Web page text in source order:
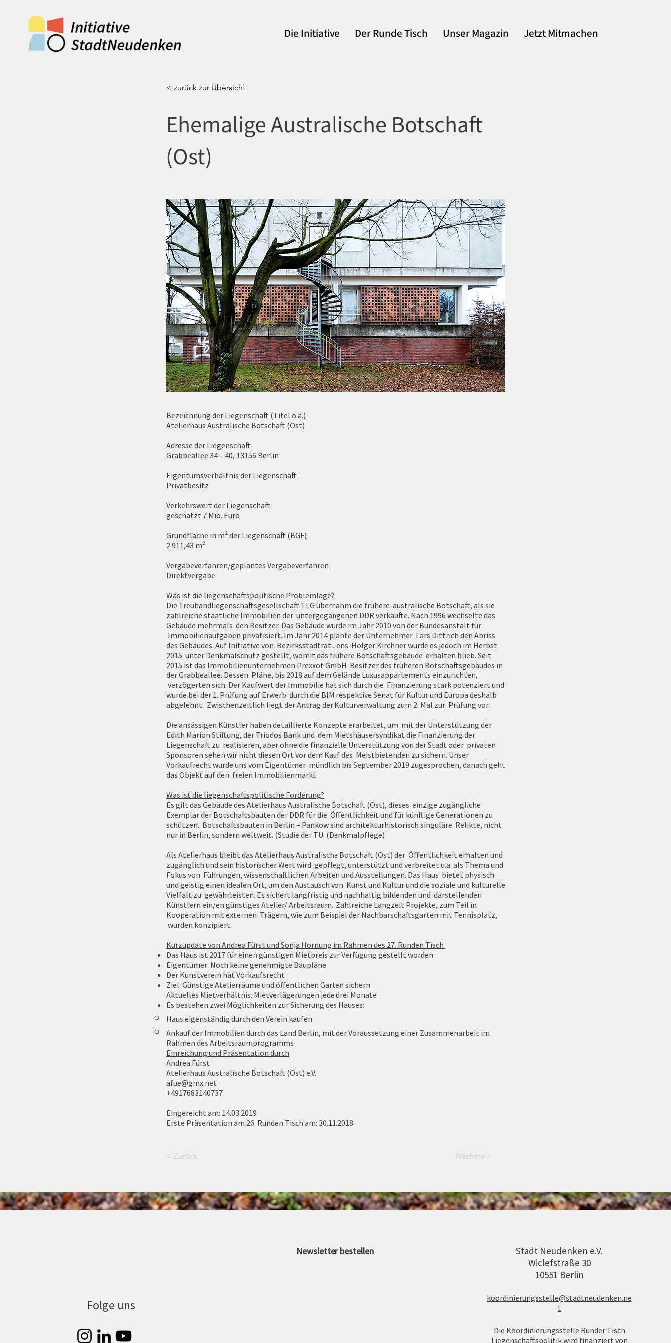
Die Initiative Der Runde Tisch Unser Magazin Jetzt Mitmachen
< zurück zur Übersicht
Ehemalige Australische Botschaft
(Ost)
Bezeichnung der Liegenschaft (Titel o.ä.)
Atelierhaus Australische Botschaft (Ost)
Adresse der Liegenschaft
Grabbeallee 34 – 40, 13156 Berlin
Eigentumsverhältnis der Liegenschaft
Privatbesitz
Verkehrswert der Liegenschaft
geschätzt 7 Mio. Euro
Grundfläche in m² der Liegenschaft (BGF)
2.911,43 m²
Vergabeverfahren/geplantes Vergabeverfahren
Direktvergabe
Was ist die liegenschaftspolitische Problemlage?
Die Treuhandliegenschaftsgesellschaft TLG übernahm die frühere australische Botschaft, als sie
zahlreiche staatliche Immobilien der untergegangenen DDR verkaufte. Nach 1996 wechselte das
Gebäude mehrmals den Besitzer. Das Gebäude wurde im Jahr 2010 von der Bundesanstalt für
Immobilienaufgaben privatisiert. Im Jahr 2014 plante der Unternehmer Lars Dittrich den Abriss
des Gebäudes. Auf Initiative von Bezirksstadtrat Jens-Holger Kirchner wurde es jedoch im Herbst
2015 unter Denkmalschutz gestellt, womit das frühere Botschaftsgebäude erhalten blieb. Seit
2015 ist das Immobilienunternehmen Prexxot GmbH Besitzer des früheren Botschaftsgebäudes in
der Grabbeallee. Dessen Pläne, bis 2018 auf dem Gelände Luxusappartements einzurichten,
verzögerten sich. Der Kaufwert der Immobilie hat sich durch die Finanzierung stark potenziert und
wurde bei der 1. Prüfung auf Erwerb durch die BIM respektive Senat für Kultur und Europa deshalb
abgelehnt. Zwischenzeitlich liegt der Antrag der Kulturverwaltung zum 2. Mal zur Prüfung vor.
Die ansässigen Künstler haben detaillierte Konzepte erarbeitet, um mit der Unterstützung der
Edith Marion Stiftung, der Triodos Bank und dem Mietshäusersyndikat die Finanzierung der
Liegenschaft zu realisieren, aber ohne die finanzielle Unterstützung von der Stadt oder privaten
Sponsoren sehen wir nicht diesen Ort vor dem Kauf des Meistbietenden zu sichern. Unser
Vorkaufrecht wurde uns vom Eigentümer mündlich bis September 2019 zugesprochen, danach geht
das Objekt auf den freien Immobilienmarkt.
Was ist die liegenschaftspolitische Forderung?
Es gilt das Gebäude des Atelierhaus Australische Botschaft (Ost), dieses einzige zugängliche
Exemplar der Botschaftsbauten der DDR für die Öffentlichkeit und für künftige Generationen zu
schützen. Botschaftsbauten in Berlin – Pankow sind architekturhistorisch singuläre Relikte, nicht
nur in Berlin, sondern weltweit. (Studie der TU (Denkmalpflege)
Als Atelierhaus bleibt das Atelierhaus Australische Botschaft (Ost) der Öffentlichkeit erhalten und
zugänglich und sein historischer Wert wird gepflegt, unterstützt und verbreitet u.a. als Thema und
Fokus von Führungen, wissenschaftlichen Arbeiten und Ausstellungen. Das Haus bietet physisch
und geistig einen idealen Ort, um den Austausch von Kunst und Kultur und die soziale und kulturelle
Vielfalt zu gewährleisten. Es sichert langfristig und nachhaltig bildenden und darstellenden
Künstlern ein/en günstiges Atelier/ Arbeitsraum. Zahlreiche Langzeit Projekte, zum Teil in
Kooperation mit externen Trägern, wie zum Beispiel der Nachbarschaftsgarten mit Tennisplatz,
wurden konzipiert.
Kurzupdate von Andrea Fürst und Sonja Hornung im Rahmen des 27. Runden Tisch
Das Haus ist 2017 für einen günstigen Mietpreis zur Verfügung gestellt worden
Eigentümer: Noch keine genehmigte Baupläne
Der Kunstverein hat Vorkaufsrecht
Ziel: Günstige Atelierräume und öffentlichen Garten sichern
Aktuelles Mietverhältnis: Mietverlägerungen jede drei Monate
Es bestehen zwei Möglichkeiten zur Sicherung des Hauses:
Haus eigenständig durch den Verein kaufen
Ankauf der Immobilien durch das Land Berlin, mit der Voraussetzung einer Zusammenarbeit im
Rahmen des Arbeitsraumprogramms
Einreichung und Präsentation durch
Andrea Fürst
Atelierhaus Australische Botschaft (Ost) e.V.
afue@gmx.net
+4917683140737
Eingereicht am: 14.03.2019
Erste Präsentation am 26. Runden Tisch am: 30.11.2018
< Zurück Nächste >
Folge uns
Newsletter bestellen
Stadt Neudenken e.V.
Wiclefstraße 30
10551 Berlin​​
koordinierungsstelle@stadtneudenken.ne
t
Die Koordinierungsstelle Runder Tisch
Liegenschaftspolitik wird finanziert von